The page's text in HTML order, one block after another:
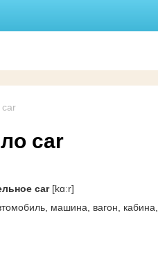
car
car
car[kɑːr]
машина, вагон, кабина,